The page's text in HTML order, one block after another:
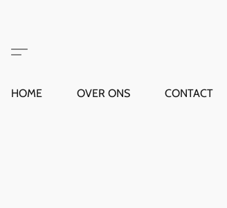
HOME OVER ONS CONTACT